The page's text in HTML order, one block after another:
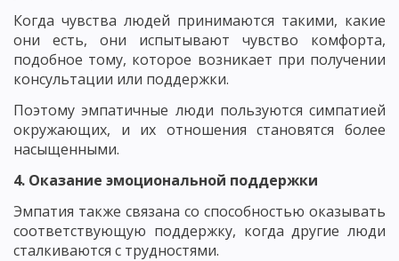
Когда чувства людей принимаются такими, какие
они есть, они испытывают чувство комфорта,
подобное тому, которое возникает при получении
консультации или поддержки.
Поэтому эмпатичные люди пользуются симпатией
окружающих, и их отношения становятся более
насыщенными.
4. Оказание эмоциональной поддержки
Эмпатия также связана со способностью оказывать
соответствующую поддержку, когда другие люди
сталкиваются с трудностями.